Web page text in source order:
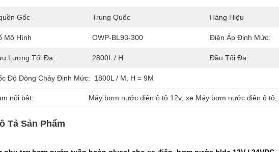
Gốc Trung Quốc Hàng Hiệu
Mô Hình OWP-BL93-300 Điện Áp Định Mức:
Lượng Tối Đa: 2800L / H Đầu Tối Đa:
Độ Dòng Chảy Định Mức: 1800L / M, H = 9M
nổi bật: Máy bơm nước điện ô tô 12v , xe Máy bơm nước điện ô tô
Tả Sản Phẩm